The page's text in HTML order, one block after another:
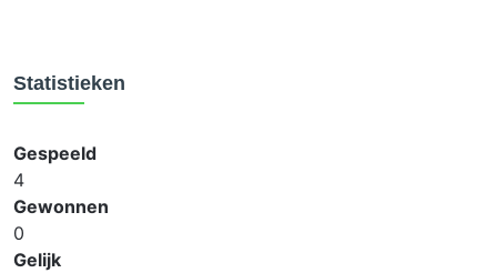
Statistieken
Gespeeld
4
Gewonnen
0
Gelijk